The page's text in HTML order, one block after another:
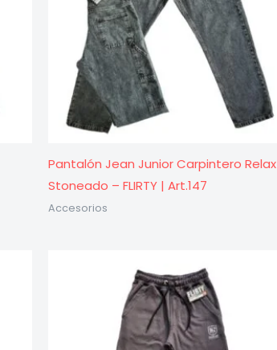
Pantalón Jean Junior Carpintero Relax
Stoneado – FLIRTY | Art.147
Accesorios